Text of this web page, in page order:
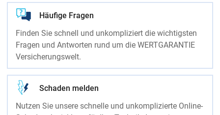
Häufige Fragen
Finden Sie schnell und unkompliziert die wichtigsten
Fragen und Antworten rund um die WERTGARANTIE
Versicherungswelt.
Schaden melden
Nutzen Sie unsere schnelle und unkomplizierte Online-